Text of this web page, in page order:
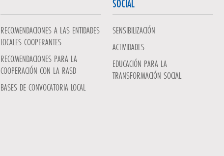
RECOMENDACIONES A LAS ENTIDADES
LOCALES COOPERANTES
RECOMENDACIONES PARA LA
COOPERACIÓN CON LA RASD
BASES DE CONVOCATORIA LOCAL
SOCIAL
SENSIBILIZACIÓN
ACTIVIDADES
EDUCACIÓN PARA LA
TRANSFORMACIÓN SOCIAL